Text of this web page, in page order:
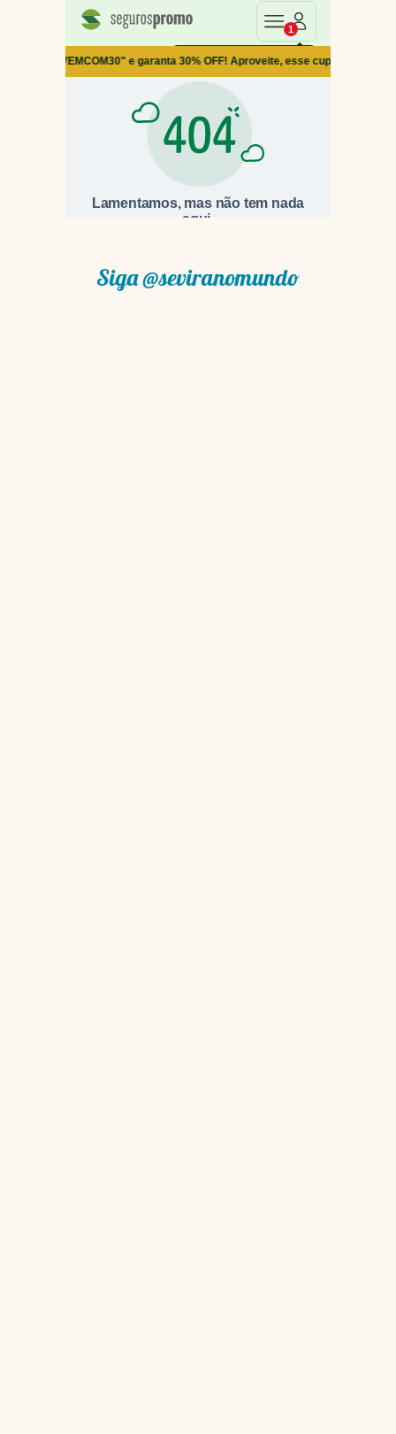
Siga @seviranomundo